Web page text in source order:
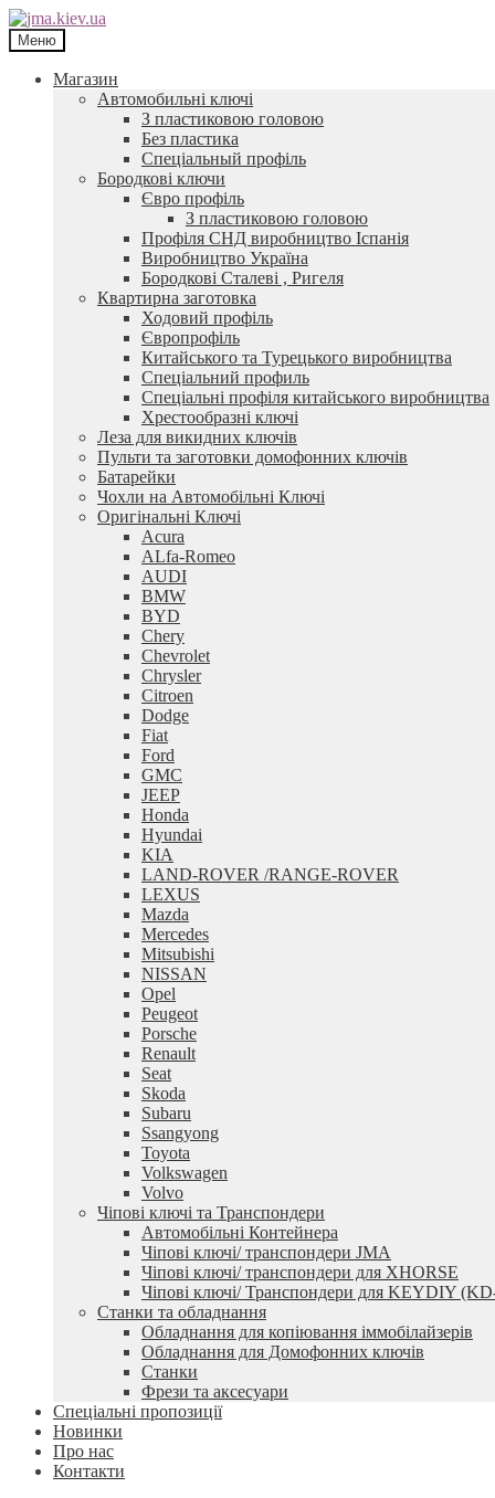
Перейти
до
навігації
Перейти
до
контенту
Меню
Магазин
Автомобильні ключі
З пластиковою головою
Без пластика
Спеціальный профіль
Бородкові ключи
Євро профіль
З пластиковою головою
Профіля СНД виробництво Іспанія
Виробництво Україна
Бородкові Сталеві , Ригеля
Квартирна заготовка
Ходовий профіль
Європрофіль
Китайського та Турецького виробництва
Спеціальний профиль
Спеціальні профіля китайського виробництва
Хрестообразні ключі
Леза для викидних ключів
Пульти та заготовки домофонних ключів
Батарейки
Чохли на Автомобільні Ключі
Оригінальні Ключі
Acura
ALfa-Romeo
AUDI
BMW
BYD
Chery
Chevrolet
Chrysler
Citroen
Dodge
Fiat
Ford
GMC
JEEP
Honda
Hyundai
KIA
LAND-ROVER /RANGE-ROVER
LEXUS
Mazda
Mercedes
Mitsubishi
NISSAN
Opel
Peugeot
Porsche
Renault
Seat
Skoda
Subaru
Ssangyong
Toyota
Volkswagen
Volvo
Чіпові ключі та Транспондери
Автомобільні Контейнера
Чіпові ключі/ транспондери JMA
Чіпові ключі/ транспондери для XHORSE
Чіпові ключі/ Транспондери для KEYDIY
Станки та обладнання
Обладнання для копіювання іммобілайзерів
Обладнання для Домофонних ключів
Станки
Фрези та аксесуари
Спеціальні пропозиції
Новинки
Про нас
Контакти